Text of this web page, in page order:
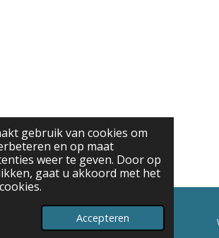
gebruik van cookies om
en op maat
weer te geven. Door op
gaat u akkoord met het
Accepteren
Telefoonnummer